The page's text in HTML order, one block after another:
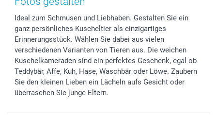
Geschenk-Gutscheine (PDF)
Partnerprogramme
Investor Relations
B2B smartbusiness
Widerrufsrecht
Hochzeit
Geburtstag
Geburt
Zu allen Anlässen
72h Lieferung
Zahlungsmöglichkeiten
Sitemap
Status der Bestellung
smartfriends
smartgarantie
Ideal zum Schmusen und Liebhaben. Gestalten Sie ein
ganz persönliches Kuscheltier als einzigartiges
Erinnerungsstück. Wählen Sie dabei aus vielen
verschiedenen Varianten von Tieren aus. Die weichen
Kuschelkameraden sind ein perfektes Geschenk, egal ob
Teddybär, Affe, Kuh, Hase, Waschbär oder Löwe. Zaubern
Sie den kleinen Lieben ein Lächeln aufs Gesicht oder
überraschen Sie junge Eltern.